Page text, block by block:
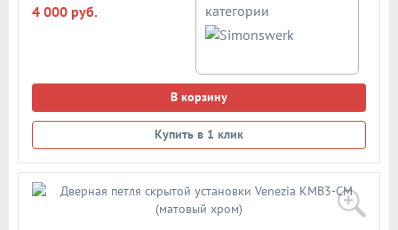
4 000 руб.
категории
В корзину
Купить в 1 клик